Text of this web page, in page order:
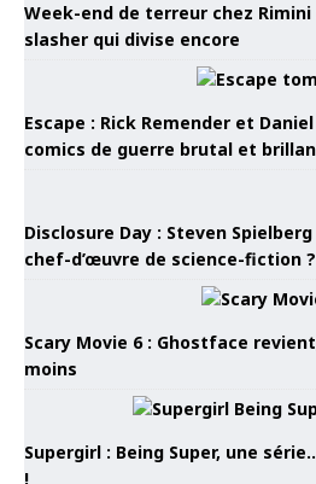
Week-end de terreur chez
slasher qui divise encore
Escape : Rick Remender et
comics de guerre brutal et
Disclosure Day : Steven
chef-d’œuvre de science-fiction ?
Scary Movie 6 : Ghostface
moins
Supergirl : Being Super, une
!